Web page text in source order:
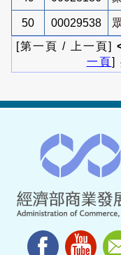
50 00029538
[第一頁 / 上一頁]
一頁]